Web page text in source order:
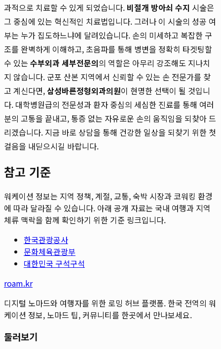
과적으로 치료할 수 있게 되었습니다. 비절개 방아쇠 수지 시술은
그 중심에 있는 혁신적인 치료법입니다. 그러나 이 시술의 성공 여
부는 누가 집도하느냐에 달려있습니다. 손의 미세하고 복잡한 구
조를 완벽하게 이해하고, 초음파를 통해 병변을 정확히 타겟팅할
수 있는 수부외과 세부전문의의 역할은 아무리 강조해도 지나치
지 않습니다. 군포 산본 지역에서 신뢰할 수 있는 손 전문가를 찾
고 계신다면, 삼성바른정형외과의원이 현명한 선택이 될 것입니
다. 대학병원급의 전문성과 환자 중심의 세심한 진료를 통해 여러
분의 고통을 끝내고, 통증 없는 자유로운 손의 움직임을 되찾아 드
리겠습니다. 지금 바로 상담을 통해 건강한 일상을 되찾기 위한 첫
걸음을 내딛으시길 바랍니다.
참고 기준
워케이션 정보는 지역 정책, 계절, 교통, 숙박 시장과 코워킹 환경
에 따라 달라질 수 있습니다. 아래 공개 자료는 국내 여행과 지역
체류 맥락을 함께 확인하기 위한 기준 링크입니다.
한국관광공사
문화체육관광부
대한민국 구석구석
roam.kr
디지털 노마드와 여행자를 위한 로밍 허브 플랫폼. 한국 전역의 워
케이션 정보, 노마드 팁, 커뮤니티를 한곳에서 만나보세요.
둘러보기